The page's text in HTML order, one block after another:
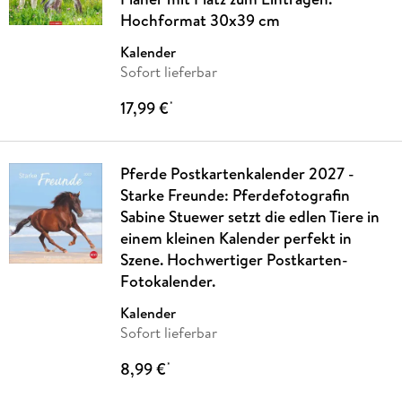
Hochformat 30x39 cm
Kalender
Sofort lieferbar
17,99 €*
Pferde Postkartenkalender 2027 -
Starke Freunde: Pferdefotografin
Sabine Stuewer setzt die edlen Tiere in
einem kleinen Kalender perfekt in
Szene. Hochwertiger Postkarten-
Fotokalender.
Kalender
Sofort lieferbar
8,99 €*